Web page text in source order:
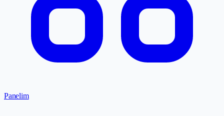
Panelim